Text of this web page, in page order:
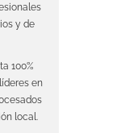
y de
100%
en
local.